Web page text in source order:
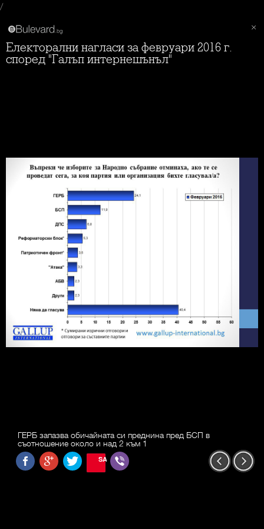
/
Електорални нагласи за февруари 2016 г.
според "Галъп интернешънъл"
ГЕРБ запазва обичайната си преднина пред БСП в
съотношение около и над 2 към 1
SAVE